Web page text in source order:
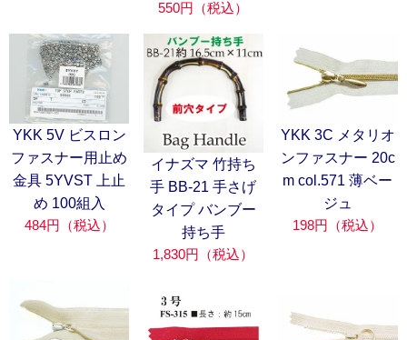
550円（税込）
YKK 5V ビスロン
ファスナー用止め
金具 5YVST 上止
め 100組入
484円（税込）
イナズマ 竹持ち
手 BB-21 手さげ
タイプ バンブー
持ち手
1,830円（税込）
YKK 3C メタリオ
ンファスナー 20c
m col.571 薄ベー
ジュ
198円（税込）